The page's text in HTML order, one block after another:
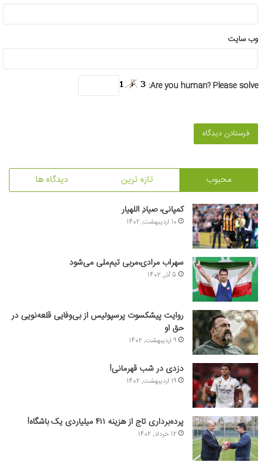
وب‌ سایت
Are you human? Please solve:
محبوب تازه ترین دیدگاه ها
کمپانی، صیادِ اللهیار
10 اردیبهشت, 1402
سهراب مرادی،مربی تیم‌ملی می‌شود
5 آذر, 1402
روایت پیشکسوت پرسپولیس از بی‌وفایی قلعه‌نویی در
حق او
9 اردیبهشت, 1402
دزدی در شب قهرمانی!
19 اردیبهشت, 1402
پرده‌برداری تاج از هزینه ۴۱۱ میلیاردی یک باشگاه!
12 خرداد, 1402